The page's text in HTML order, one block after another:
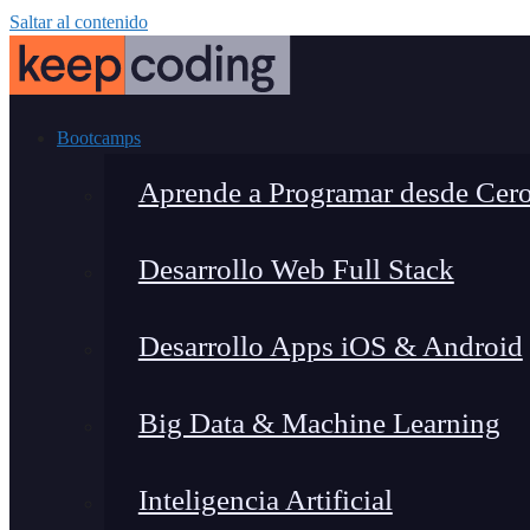
Saltar al contenido
Bootcamps
Aprende a Programar desde
Desarrollo Web Full Stack
Desarrollo Apps iOS & Android
Big Data & Machine Learning
Inteligencia Artificial